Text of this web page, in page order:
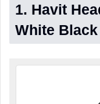
1. Havit
White Black